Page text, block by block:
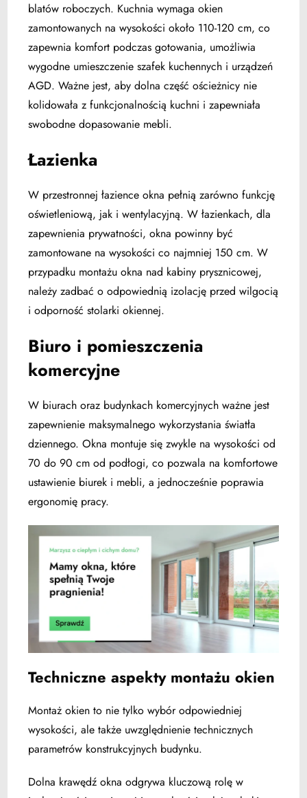
blatów roboczych. Kuchnia wymaga okien
zamontowanych na wysokości około 110-120 cm, co
zapewnia komfort podczas gotowania, umożliwia
wygodne umieszczenie szafek kuchennych i urządzeń
AGD. Ważne jest, aby dolna część ościeżnicy nie
kolidowała z funkcjonalnością kuchni i zapewniała
swobodne dopasowanie mebli.
Łazienka
W przestronnej łazience okna pełnią zarówno funkcję
oświetleniową, jak i wentylacyjną.W łazienkach, dla
zapewnienia prywatności, okna powinny być
zamontowane na wysokości co najmniej 150 cm.W
przypadku montażu okna nad kabiny prysznicowej,
należy zadbać o odpowiednią izolację przed wilgocią
i odporność stolarki okiennej.
Biuro i pomieszczenia
komercyjne
W biurach oraz budynkach komercyjnych ważne jest
zapewnienie maksymalnego wykorzystania światła
dziennego. Okna montuje się zwykle na wysokości od
70 do 90 cm od podłogi, co pozwala na komfortowe
ustawienie biurek i mebli, a jednocześnie poprawia
ergonomię pracy.
Techniczne aspekty montażu okien
Montaż okien to nie tylko wybór odpowiedniej
wysokości, ale także uwzględnienie technicznych
parametrów konstrukcyjnych budynku.
Dolna krawędź okna odgrywa kluczową rolę w